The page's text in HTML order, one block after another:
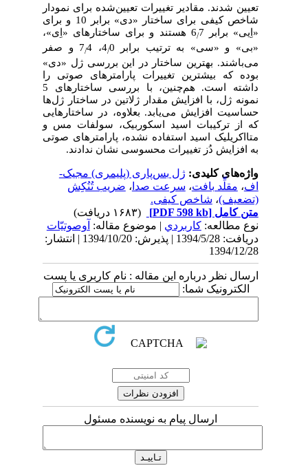
تعیین شدند. مقادیر تغییرات تعیین‌شده برای نمودار
شاخص کیفی برای ساختار «دی» برابر 10 و برای
«اِیی» برابر 6
7 هستند و برای ساختارهای «اِی»،
«بی» و «سی» به ترتیب برابر 4
/
/ 4 و صفر
می‌باشند. بهترین ساختار در این بررسی ژل «دی»
بوده که بیشترین تغییرات پارامترهای صوتی را
نمونه ژل، با افزایش مقدار ژلاتین در ساختار ژل‌ها
حساسیت افزایش می‌یابد. بعلاوه، در ساختارهایی
که از ترکیبات اسید اسکوربیک، سولفات مس و
متااکریلیک اسید استفاده نشده، پارامترهای صوتی
به افزایش دُز تغییرات محسوسی نشان ندادند.
واژه‌های کلیدی:ژل بس‌پاری (پلیمری) مجیک-
اف ،مقلِّد بافت،سرعت صدا، ضریب تُنُکِش
(تضعیف) ،شاخص کیفی.
متن کامل[PDF 598 kb]
نوع مطالعه:كاربردي| موضوع مقاله:آوصوتیّات
دریافت: 1394/5/28 | پذیرش: 1394/10/20 | انتشار:
1394/12/28
ارسال نظر درباره این مقاله : نام کاربری یا پست
الکترونیک شما:
ارسال پیام به نویسنده مسئول